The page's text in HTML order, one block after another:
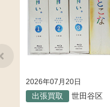
2026年07月20日
出張買取 世田谷区